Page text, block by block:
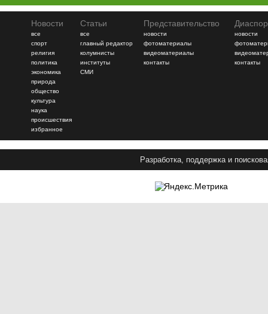
Новости
все
спорт
религия
политика
экономика
природа
общество
культура
наука
происшествия
избранное
Статьи
все
главный редактор
колумнисты
институты
СМИ
Представительство
новости
фотоматериалы
видеоматериалы
контакты
новости
контакты
Разработка, поддержка и